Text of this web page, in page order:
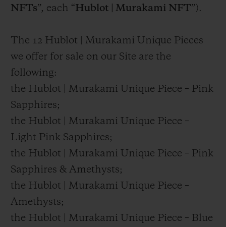
NFTs”, each “Hublot | Murakami NFT”).
The 12 Hublot | Murakami Unique Pieces
we offer for sale on our Site are the
following:
the Hublot | Murakami Unique Piece – Pink
Sapphires;
the Hublot | Murakami Unique Piece –
Light Pink Sapphires;
the Hublot | Murakami Unique Piece – Pink
Sapphires & Amethysts;
the Hublot | Murakami Unique Piece –
Amethysts;
the Hublot | Murakami Unique Piece – Blue